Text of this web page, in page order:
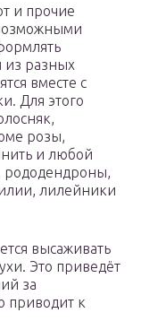
и прочие
из разных
вместе с
Для этого
розы,
и любой
рододендроны,
лилейники
высаживать
Это приведёт
за
приводит к